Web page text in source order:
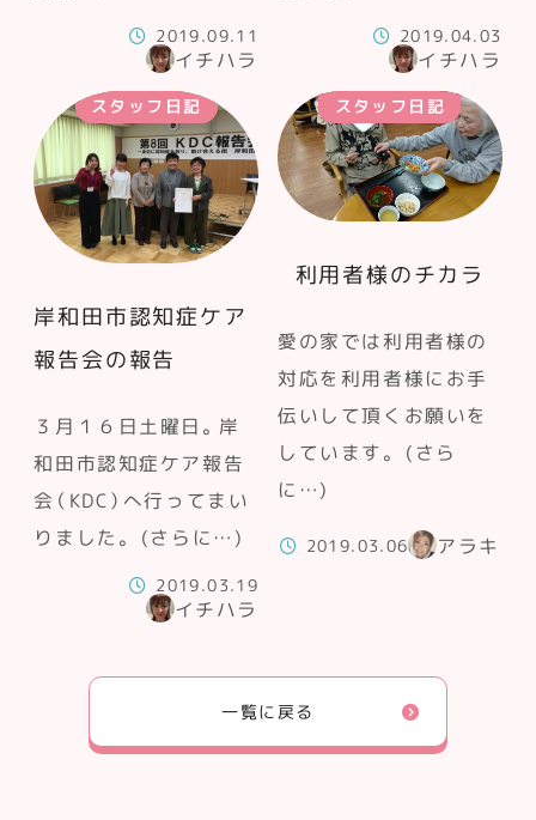
2019.09.11
イチハラ
2019.04.03
イチハラ
スタッフ日記
岸和田市認知症ケア
報告会の報告
３月１６日土曜日。岸
和田市認知症ケア報告
会（KDC）へ行ってまい
りました。 (さらに…)
2019.03.19
イチハラ
スタッフ日記
利用者様のチカラ
愛の家では利用者様の
対応を利用者様にお手
伝いして頂くお願いを
しています。 (さら
に…)
2019.03.06 アラキ
一覧に戻る